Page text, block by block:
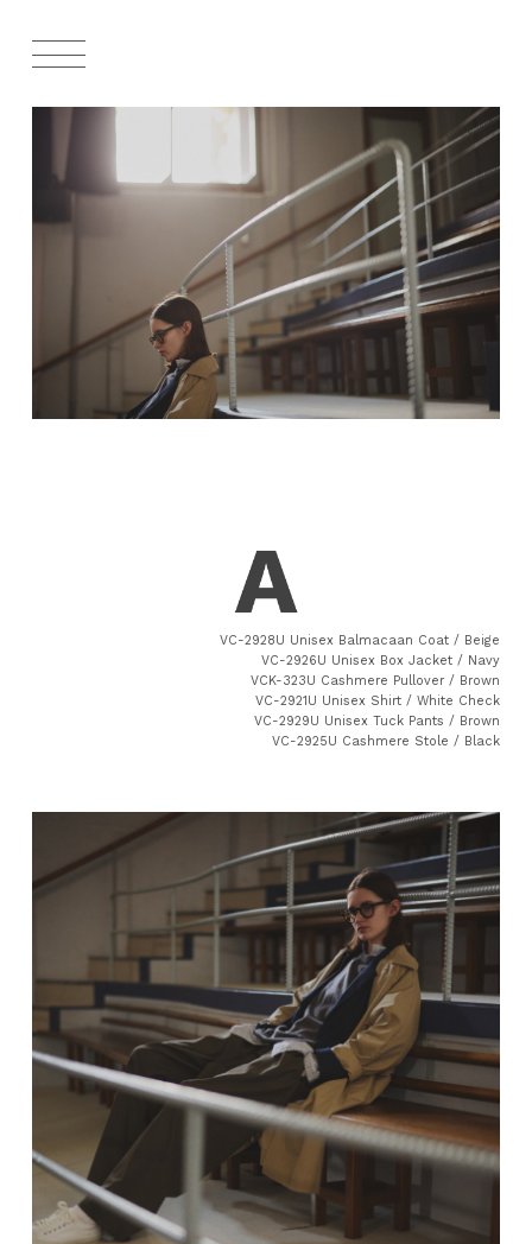
VC-2928U Unisex Balmacaan Coat / Beige
VC-2926U Unisex Box Jacket / Navy
VCK-323U Cashmere Pullover / Brown
VC-2921U Unisex Shirt / White Check
VC-2929U Unisex Tuck Pants / Brown
VC-2925U Cashmere Stole / Black